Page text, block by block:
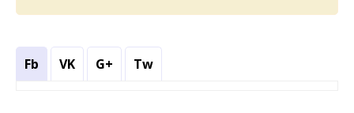
Fb VK G+ Tw